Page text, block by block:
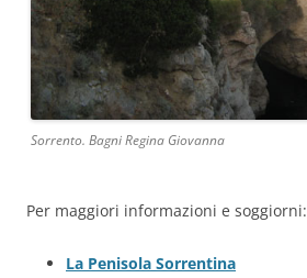
Sorrento. Bagni Regina Giovanna
Per maggiori informazioni e soggiorni:
La Penisola Sorrentina